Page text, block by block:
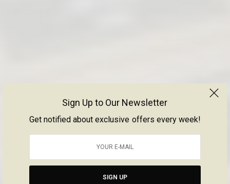
Sign Up to Our Newsletter
Get notified about exclusive offers every week!
SIGN UP